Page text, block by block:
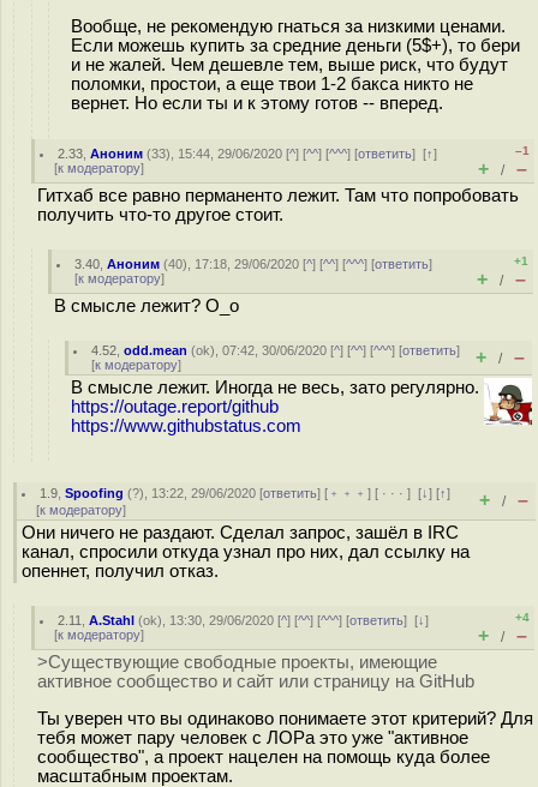
Вообще, не рекомендую гнаться за низкими ценами.
Если можешь купить за средние деньги (5$+), то бери
и не жалей. Чем дешевле тем, выше риск, что будут
поломки, простои, а еще твои 1-2 бакса никто не
вернет. Но если ты и к этому готов -- вперед.
2.33 ,Аноним (33), 15:44, 29/06/2020 [^] [^^] [^^^] [ответить][↑]
[к модератору]
–1
+ / –
Гитхаб все равно перманенто лежит. Там что попробовать
получить что-то другое стоит.
3.40 ,Аноним (40), 17:18, 29/06/2020 [^] [^^] [^^^] [ответить]
[к модератору]
+1
+ / –
В смысле лежит? О_о
4.52 ,odd.mean (ok), 07:42, 30/06/2020 [^] [^^] [^^^] [ответить]
[к модератору] + / –
В смысле лежит. Иногда не весь, зато регулярно.
https://outage.report/github
https://www.githubstatus.com
1.9 ,Spoofing (?), 13:22, 29/06/2020 [ответить] [ ﹢﹢﹢] [ · · ·][↓] [↑]
[к модератору] + / –
Они ничего не раздают. Сделал запрос, зашёл в IRC
канал, спросили откуда узнал про них, дал ссылку на
опеннет, получил отказ.
2.11 ,A.Stahl (ok), 13:30, 29/06/2020 [^] [^^] [^^^] [ответить][↓]
[к модератору]
+4
+ / –
>Существующие свободные проекты, имеющие
активное сообщество и сайт или страницу на GitHub
Ты уверен что вы одинаково понимаете этот критерий? Для
тебя может пару человек с ЛОРа это уже "активное
сообщество", а проект нацелен на помощь куда более
масштабным проектам.